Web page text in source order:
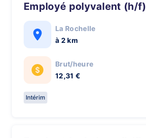
Employé polyvalent (h/f)
La Rochelle
à 2 km
Brut/heure
12,31 €
Intérim